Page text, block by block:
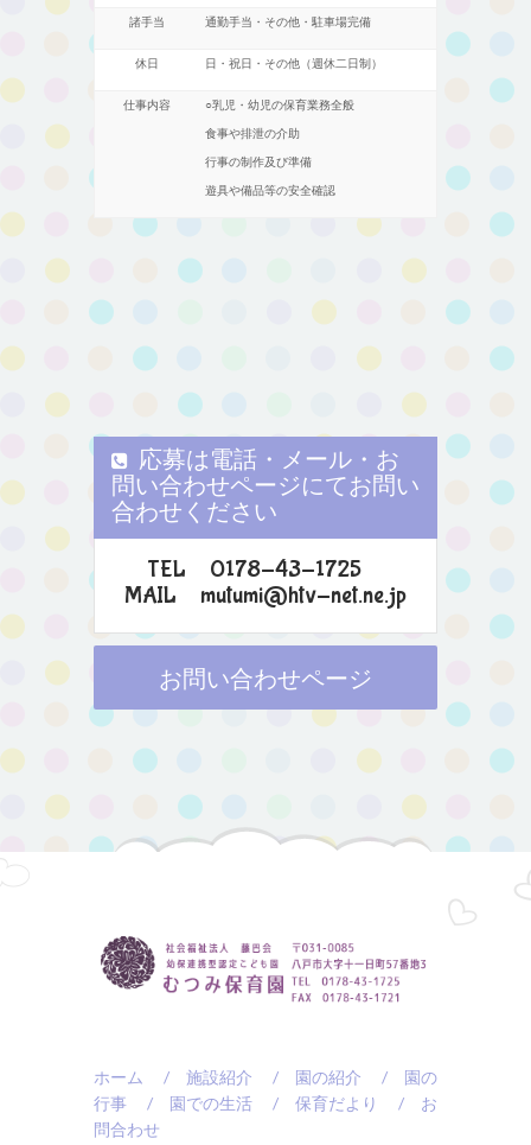
諸手当 通勤手当・その他・駐車場完備
休日 日・祝日・その他（週休二日制）
仕事内容
○乳児・幼児の保育業務全般
食事や排泄の介助
行事の制作及び準備
遊具や備品等の安全確認
応募は電話・メール・お
問い合わせページにてお問い
合わせください
TEL 0178-43-1725
MAIL mutumi@htv-net.ne.jp
お問い合わせページ
ホーム / 施設紹介 / 園の紹介
/ 園の
行事
/ 園での生活 / 保育だより
/ お
問合わせ